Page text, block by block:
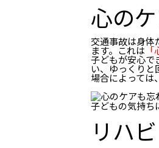
心の
交通事故は身体
ます。これは
子どもが安心で
い、ゆっくりと
場合によっては
子どもの気持ち
リハ